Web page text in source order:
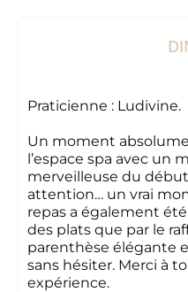
Praticienne : Ludivine.
Un moment
l’espace spa avec un
merveilleuse du
attention… un vrai
repas a également
des plats que par le
parenthèse élégante
sans hésiter. Merci à
expérience.